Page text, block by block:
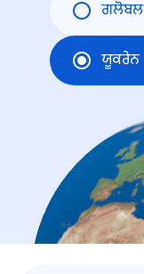
ਗਲੋਬਲ
ਯੂਕਰੇਨ